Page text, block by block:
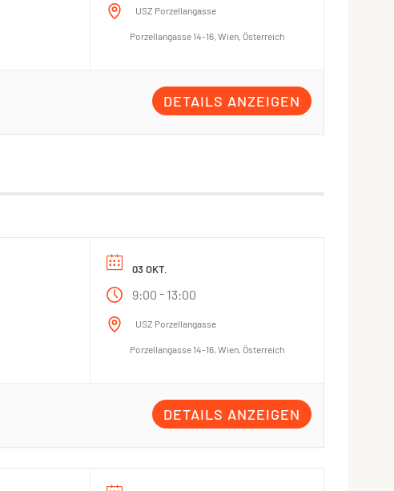
USZ Porzellangasse
Porzellangasse 14-16, Wien, Österreich
DETAILS ANZEIGEN
03 OKT.
9:00 - 13:00
USZ Porzellangasse
Porzellangasse 14-16, Wien, Österreich
DETAILS ANZEIGEN